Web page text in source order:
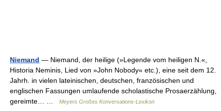
Niemand — Niemand, der heilige (»Legende vom heiligen N.«,
Historia Neminis, Lied von »John Nobody« etc.), eine seit dem 12.
Jahrh. in vielen lateinischen, deutschen, französischen und
englischen Fassungen umlaufende scholastische Prosaerzählung,
gereimte… …
Meyers Großes Konversations-Lexikon